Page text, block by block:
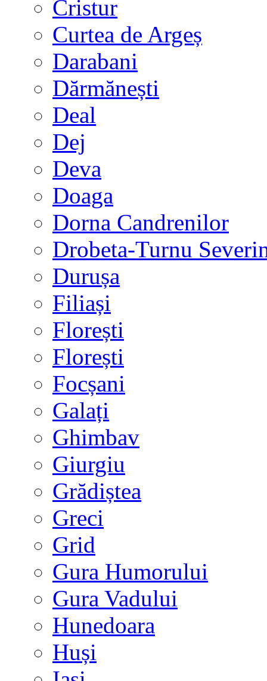
Cristur
Curtea de Argeș
Darabani
Dărmănești
Deal
Dej
Deva
Doaga
Dorna Candrenilor
Drobeta-Turnu
Durușa
Filiași
Florești
Florești
Focșani
Galați
Ghimbav
Giurgiu
Grădiștea
Greci
Grid
Gura Humorului
Gura Vadului
Hunedoara
Huși